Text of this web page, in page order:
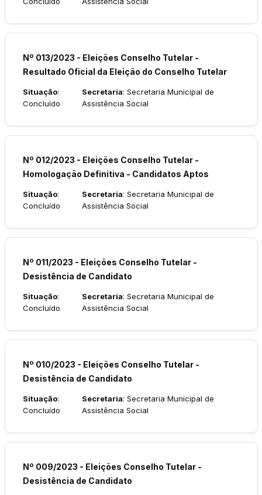
Nº 013/2023 - Eleições Conselho Tutelar -
Resultado Oficial da Eleição do Conselho Tutelar
Situação:
Concluído
Secretaria: Secretaria Municipal de
Assistência Social
Nº 012/2023 - Eleições Conselho Tutelar -
Homologação Definitiva - Candidatos Aptos
Situação:
Concluído
Secretaria: Secretaria Municipal de
Assistência Social
Nº 011/2023 - Eleições Conselho Tutelar -
Desistência de Candidato
Situação:
Concluído
Secretaria: Secretaria Municipal de
Assistência Social
Nº 010/2023 - Eleições Conselho Tutelar -
Desistência de Candidato
Situação:
Concluído
Secretaria: Secretaria Municipal de
Assistência Social
Nº 009/2023 - Eleições Conselho Tutelar -
Desistência de Candidato